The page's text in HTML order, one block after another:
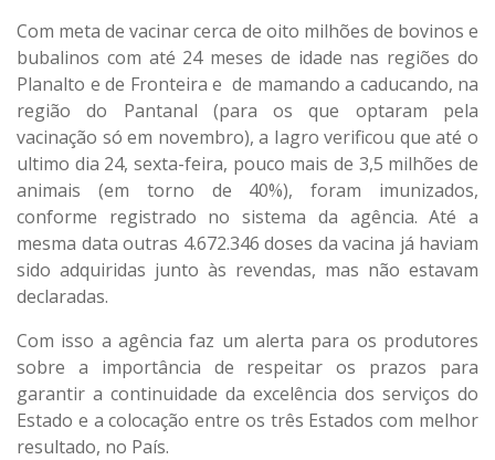
Com meta de vacinar cerca de oito milhões de bovinos e
bubalinos com até 24 meses de idade nas regiões do
Planalto e de Fronteira e de mamando a caducando, na
região do Pantanal (para os que optaram pela
vacinação só em novembro), a Iagro verificou que até o
ultimo dia 24, sexta-feira, pouco mais de 3,5 milhões de
animais (em torno de 40%), foram imunizados,
conforme registrado no sistema da agência. Até a
mesma data outras 4.672.346 doses da vacina já haviam
sido adquiridas junto às revendas, mas não estavam
declaradas.
Com isso a agência faz um alerta para os produtores
sobre a importância de respeitar os prazos para
garantir a continuidade da excelência dos serviços do
Estado e a colocação entre os três Estados com melhor
resultado, no País.